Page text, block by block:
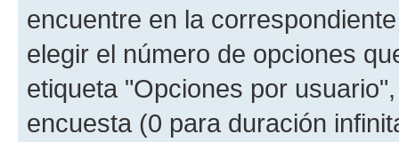
encuentre en la
elegir el número de opciones
etiqueta "Opciones por
encuesta (0 para duración